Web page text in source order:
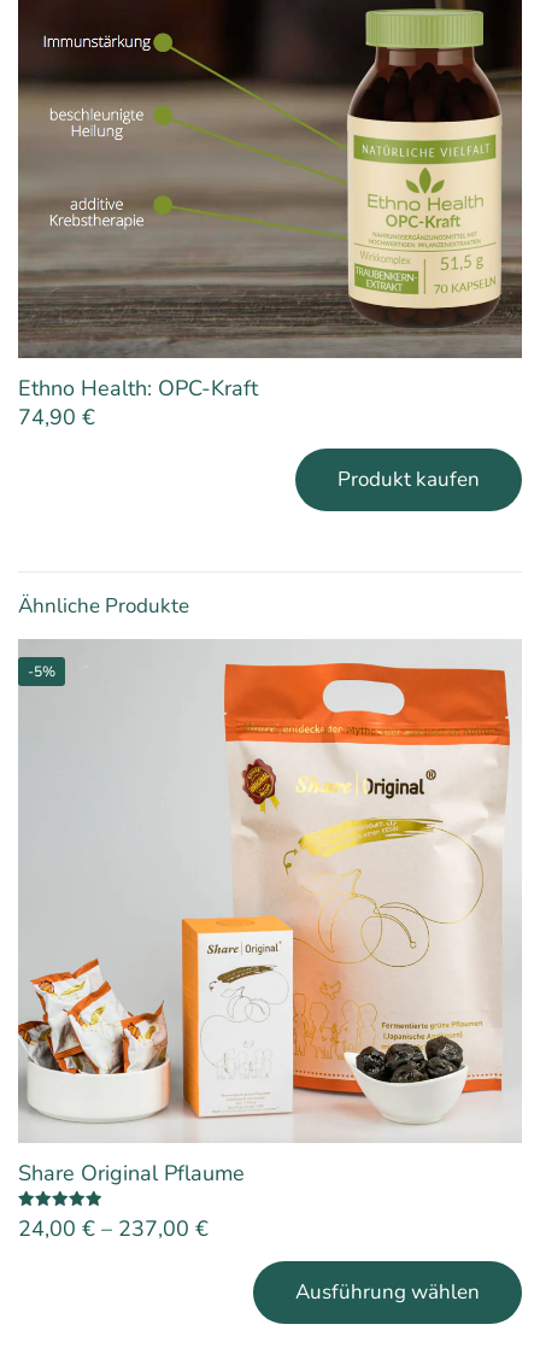
Ethno Health: OPC-Kraft
74,90 €
Produkt kaufen
Ähnliche Produkte
-5%
Share Original Pflaume
Bewertet
mit5.00
24,00 € – 237,00 €
Ausführung wählen